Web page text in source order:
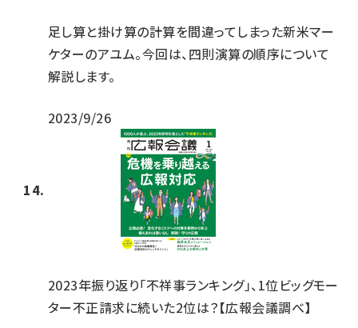
足し算と掛け算の計算を間違ってしまった新米マー
ケターのアユム。今回は、四則演算の順序について
解説します。
2023/9/26
2023年振り返り「不祥事ランキング」、1位ビッグモー
ター不正請求に続いた2位は？【広報会議調べ】